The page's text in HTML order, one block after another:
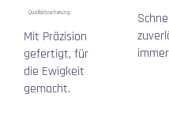
Qualitätssicherung
Mit Präzision
gefertigt, für
die Ewigkeit
gemacht.